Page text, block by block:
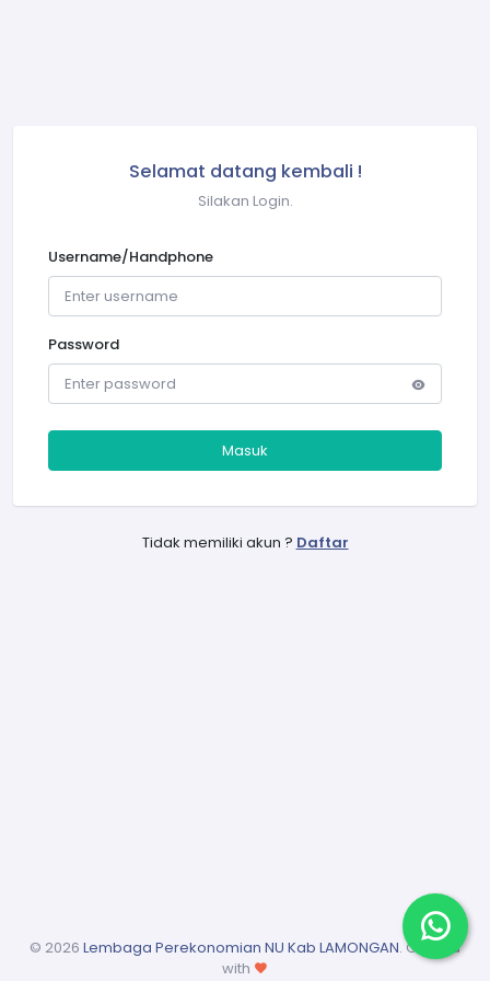
Selamat datang kembali !
Silakan Login.
Username/Handphone
Password
Masuk
Tidak memiliki akun ? Daftar
© 2026 Lembaga Perekonomian NU Kab LAMONGAN. Crafted
with